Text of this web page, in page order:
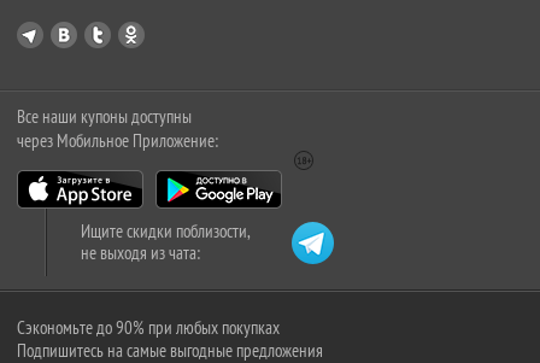
Все наши купоны доступны
через Мобильное Приложение:
Ищите скидки поблизости,
не выходя из чата:
Сэкономьте до 90% при любых покупках
Подпишитесь на самые выгодные предложения